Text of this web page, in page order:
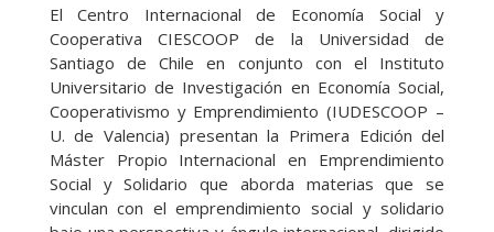
El Centro Internacional de Economía Social y
Cooperativa CIESCOOP de la Universidad de
Santiago de Chile en conjunto con el Instituto
Universitario de Investigación en Economía Social,
Cooperativismo y Emprendimiento (IUDESCOOP –
U. de Valencia) presentan la Primera Edición del
Máster Propio Internacional en Emprendimiento
Social y Solidario que aborda materias que se
vinculan con el emprendimiento social y solidario